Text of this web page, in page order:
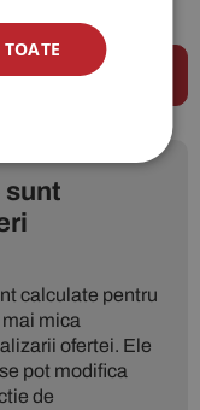
sunt
calculate pentru
mica
ofertei. Ele
pot modifica
de